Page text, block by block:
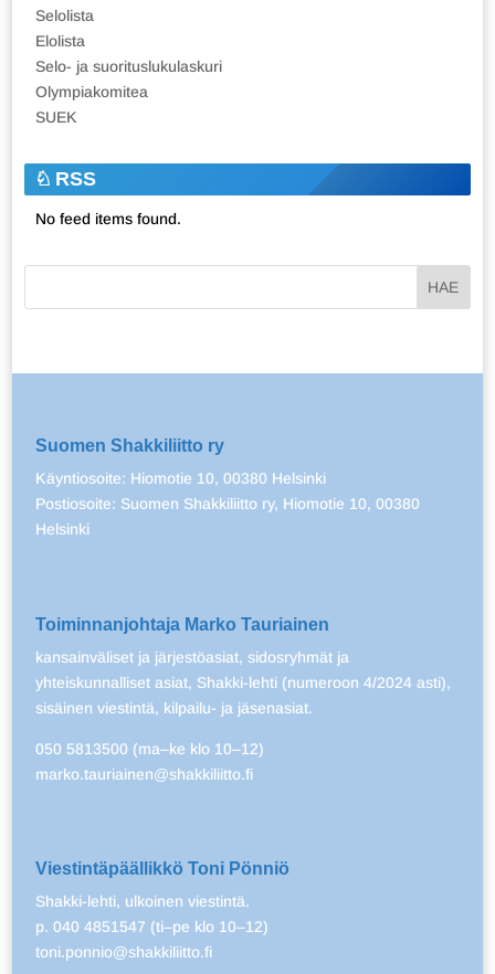
Selolista
Elolista
Selo- ja suorituslukulaskuri
Olympiakomitea
SUEK
RSS
No feed items found.
Suomen Shakkiliitto ry
Käyntiosoite: Hiomotie 10, 00380 Helsinki
Postiosoite: Suomen Shakkiliitto ry, Hiomotie 10, 00380
Helsinki
Toiminnanjohtaja Marko Tauriainen
kansainväliset ja järjestöasiat, sidosryhmät ja
yhteiskunnalliset asiat, Shakki-lehti (numeroon 4/2024 asti),
sisäinen viestintä, kilpailu- ja jäsenasiat.
050 5813500 (ma–ke klo 10–12)
marko.tauriainen@shakkiliitto.fi
Viestintäpäällikkö Toni Pönniö
Shakki-lehti, ulkoinen viestintä.
p. 040 4851547 (ti–pe klo 10–12)
toni.ponnio@shakkiliitto.fi